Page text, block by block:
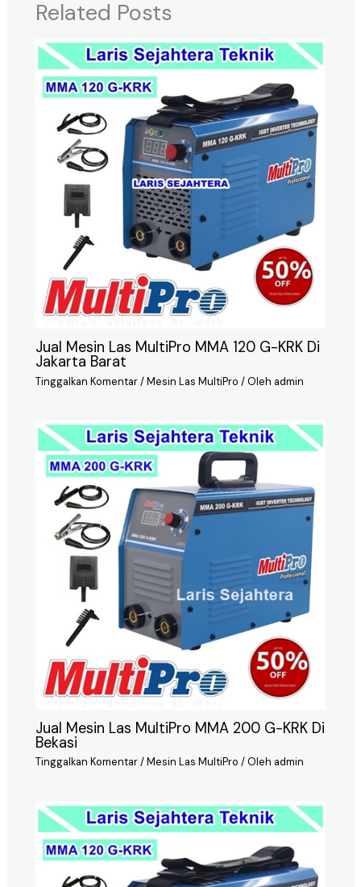
Related Posts
Jual Mesin Las MultiPro MMA 120 G-KRK Di
Jakarta Barat
Tinggalkan Komentar/Mesin Las MultiPro / Oleh admin
Jual Mesin Las MultiPro MMA 200 G-KRK Di
Bekasi
Tinggalkan Komentar/Mesin Las MultiPro / Oleh admin